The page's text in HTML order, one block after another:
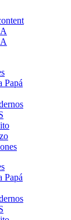
Papá
Papá